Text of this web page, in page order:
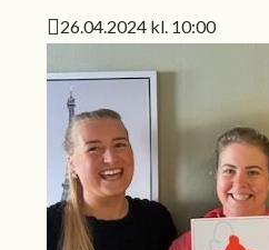
Publisert
26.04.2024 kl. 10:00